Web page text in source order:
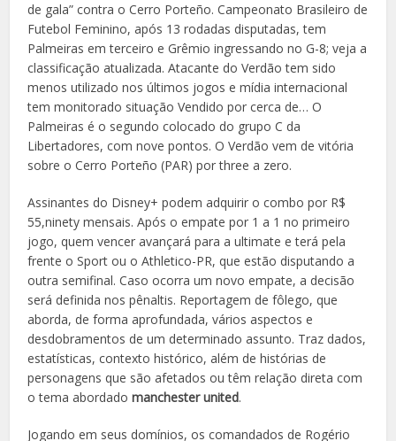
de gala” contra o Cerro Porteño. Campeonato Brasileiro de
Futebol Feminino, após 13 rodadas disputadas, tem
Palmeiras em terceiro e Grêmio ingressando no G-8; veja a
classificação atualizada. Atacante do Verdão tem sido
menos utilizado nos últimos jogos e mídia internacional
tem monitorado situação Vendido por cerca de… O
Palmeiras é o segundo colocado do grupo C da
Libertadores, com nove pontos. O Verdão vem de vitória
sobre o Cerro Porteño (PAR) por three a zero.
Assinantes do Disney+ podem adquirir o combo por R$
55,ninety mensais. Após o empate por 1 a 1 no primeiro
jogo, quem vencer avançará para a ultimate e terá pela
frente o Sport ou o Athletico-PR, que estão disputando a
outra semifinal. Caso ocorra um novo empate, a decisão
será definida nos pênaltis. Reportagem de fôlego, que
aborda, de forma aprofundada, vários aspectos e
desdobramentos de um determinado assunto. Traz dados,
estatísticas, contexto histórico, além de histórias de
personagens que são afetados ou têm relação direta com
o tema abordadomanchester united.
Jogando em seus domínios, os comandados de Rogério